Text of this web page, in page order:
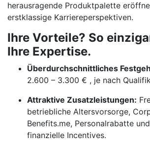
herausragende Produktpalette
erstklassige Karriereperspektiven.
Ihre Vorteile? So
Ihre Expertise.
Überdurchschnittliches
2.600 – 3.300 € , je nach
Attraktive Zusatzleistungen:
betriebliche Altersvorsorge,
Benefits.me, Personalrabatte
finanzielle Incentives.